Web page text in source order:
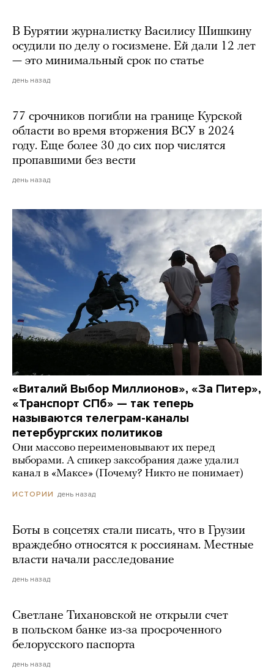
В Бурятии журналистку Василису Шишкину
осудили по делу о госизмене. Ей дали 12 лет
— это минимальный срок по статье
день назад
77 срочников погибли на границе Курской
области во время вторжения ВСУ в 2024
году. Еще более 30 до сих пор числятся
пропавшими без вести
день назад
«Виталий Выбор Миллионов», «За Питер»,
«Транспорт СПб» — так теперь
называются телеграм-каналы
петербургских политиков
Они массово переименовывают их перед
выборами. А спикер заксобрания даже удалил
канал в «Максе» (Почему? Никто не понимает)
ИСТОРИИ день назад
Боты в соцсетях стали писать, что в Грузии
враждебно относятся к россиянам. Местные
власти начали расследование
день назад
Светлане Тихановской не открыли счет
в польском банке из-за просроченного
белорусского паспорта
день назад